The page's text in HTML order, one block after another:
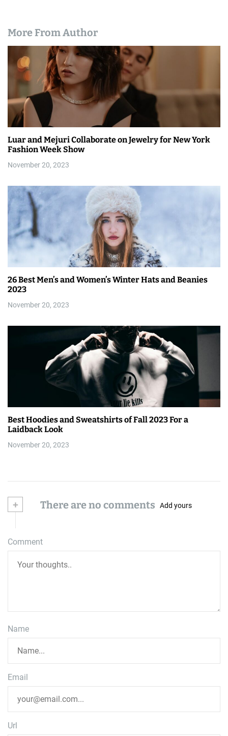
More From Author
Luar and Mejuri Collaborate on Jewelry for New York
Fashion Week Show
November 20, 2023
26 Best Men’s and Women’s Winter Hats and Beanies
2023
November 20, 2023
Best Hoodies and Sweatshirts of Fall 2023 For a
Laidback Look
November 20, 2023
+ There are no comments Add yours
Comment
Name
Email
Url